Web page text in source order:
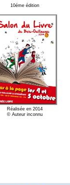
10éme édition
Réalisée en 2014
© Auteur inconnu